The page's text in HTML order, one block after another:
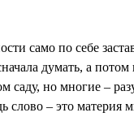
само по себе
думать, а
саду, но многие –
слово – это материя